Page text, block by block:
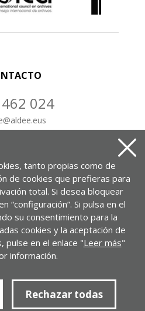
024
@aldee.eus
37, 1-7. bul.
– Gipuzkoa
MAPS
Política de cookies
ALDEE.com Empresa de
tanto propias como de
de cookies que prefieras para
total. Si desea bloquear
“configuración”. Si pulsa en el
su consentimiento para la
cookies y la aceptación de
pulse en el enlace "Leer más"
información.
Rechazar todas